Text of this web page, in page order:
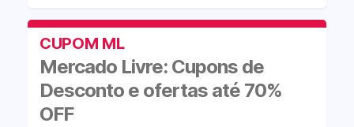
CUPOM ML
Mercado Livre: Cupons de
Desconto e ofertas até 70%
OFF